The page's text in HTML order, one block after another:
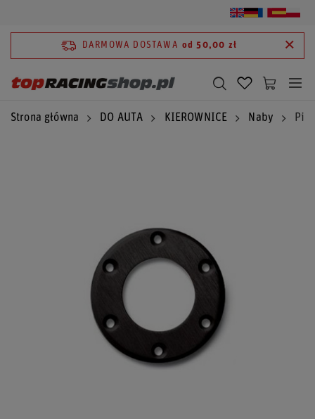
DARMOWA DOSTAWA od 50,00 zł
Strona główna DO AUTA KIEROWNICE Naby